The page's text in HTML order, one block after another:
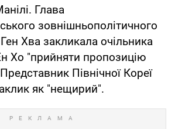
Глава
зовнішньополітичного
Хва закликала очільника
Хо "прийняти пропозицію
Північної Кореї
як "нещирий".